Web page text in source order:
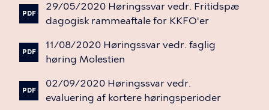
PDF
29/05/2020 Høringssvar vedr. Fritidspæ
dagogisk rammeaftale for KKFO'er
PDF
11/08/2020 Høringssvar vedr. faglig
høring Molestien
PDF
02/09/2020 Høringssvar vedr.
evaluering af kortere høringsperioder